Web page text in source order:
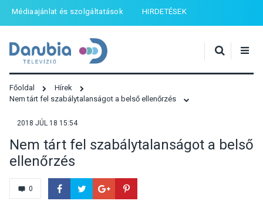
Médiaajánlat és szolgáltatások HIRDETÉSEK
Főoldal
Hírek
Nem tárt fel szabálytalanságot a belső ellenőrzés
2018 JÚL 18 15:54
Nem tárt fel szabálytalanságot a belső
ellenőrzés
0